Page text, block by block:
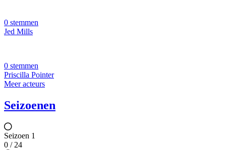
0 stemmen
Jed Mills
0 stemmen
Priscilla Pointer
Meer acteurs
Seizoenen
Seizoen 1
0 / 24